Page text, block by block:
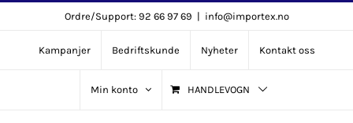
content
Ordre/Support: 92 66 97 69 | info@importex.no
Kampanjer Bedriftskunde Nyheter Kontakt oss
Min konto HANDLEVOGN